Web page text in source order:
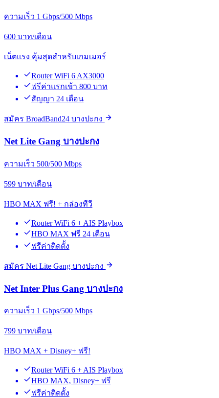
ความเร็ว 1 Gbps/500 Mbps
600 บาท/เดือน
เน็ตแรง คุ้มสุดสำหรับเกมเมอร์
Router WiFi 6 AX3000
ฟรีค่าแรกเข้า 800 บาท
สัญญา 24 เดือน
สมัคร BroadBand24 บางปะกง
Net Lite Gang บางปะกง
ความเร็ว 500/500 Mbps
599 บาท/เดือน
HBO MAX ฟรี! + กล่องทีวี
Router WiFi 6 + AIS Playbox
HBO MAX ฟรี 24 เดือน
ฟรีค่าติดตั้ง
สมัคร Net Lite Gang บางปะกง
Net Inter Plus Gang บางปะกง
ความเร็ว 1 Gbps/500 Mbps
799 บาท/เดือน
HBO MAX + Disney+ ฟรี!
Router WiFi 6 + AIS Playbox
HBO MAX, Disney+ ฟรี
ฟรีค่าติดตั้ง